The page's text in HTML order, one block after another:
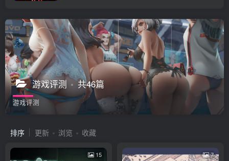
游戏评测 共46篇
游戏评测
排序 更新 浏览 收藏
15 7